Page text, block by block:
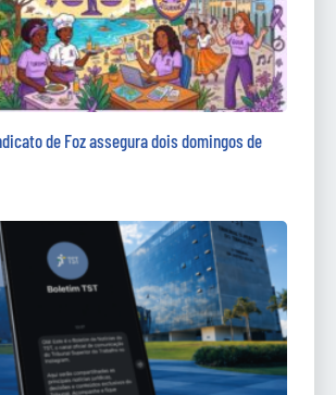
de Foz assegura dois domingos de